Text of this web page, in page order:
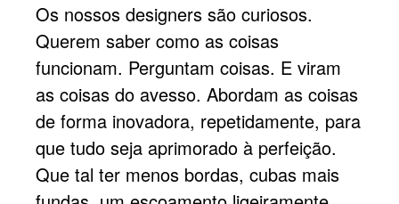
Os nossos designers são curiosos.
Querem saber como as coisas
funcionam. Perguntam coisas. E viram
as coisas do avesso. Abordam as coisas
de forma inovadora, repetidamente, para
que tudo seja aprimorado à perfeição.
Que tal ter menos bordas, cubas mais